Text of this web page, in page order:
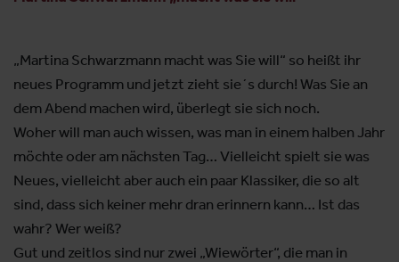
„Martina Schwarzmann macht was Sie will“ so heißt ihr
neues Programm und jetzt zieht sie´s durch! Was Sie an
dem Abend machen wird, überlegt sie sich noch.
Woher will man auch wissen, was man in einem halben Jahr
möchte oder am nächsten Tag… Vielleicht spielt sie was
Neues, vielleicht aber auch ein paar Klassiker, die so alt
sind, dass sich keiner mehr dran erinnern kann… Ist das
wahr? Wer weiß?
Gut und zeitlos sind nur zwei „Wiewörter“, die man in